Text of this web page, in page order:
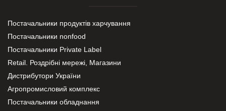
Постачальники продуктів харчування
Постачальники nonfood
Постачальники Private Label
Retail. Роздрібні мережі, Магазини
Дистрибутори України
Агропромисловий комплекс
Постачальники обладнання